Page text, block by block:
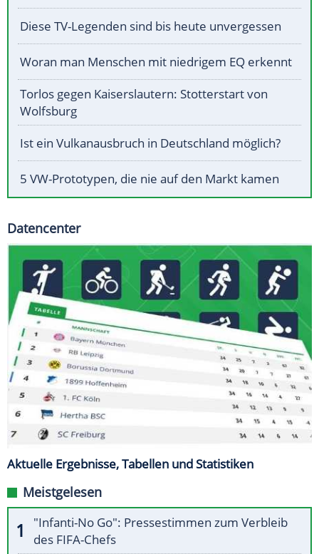
Diese TV-Legenden sind bis heute unvergessen
Woran man Menschen mit niedrigem EQ erkennt
Torlos gegen Kaiserslautern: Stotterstart von
Wolfsburg
Ist ein Vulkanausbruch in Deutschland möglich?
5 VW-Prototypen, die nie auf den Markt kamen
Datencenter
Aktuelle Ergebnisse, Tabellen und Statistiken
Meistgelesen
"Infanti-No Go": Pressestimmen zum Verbleib
des FIFA-Chefs